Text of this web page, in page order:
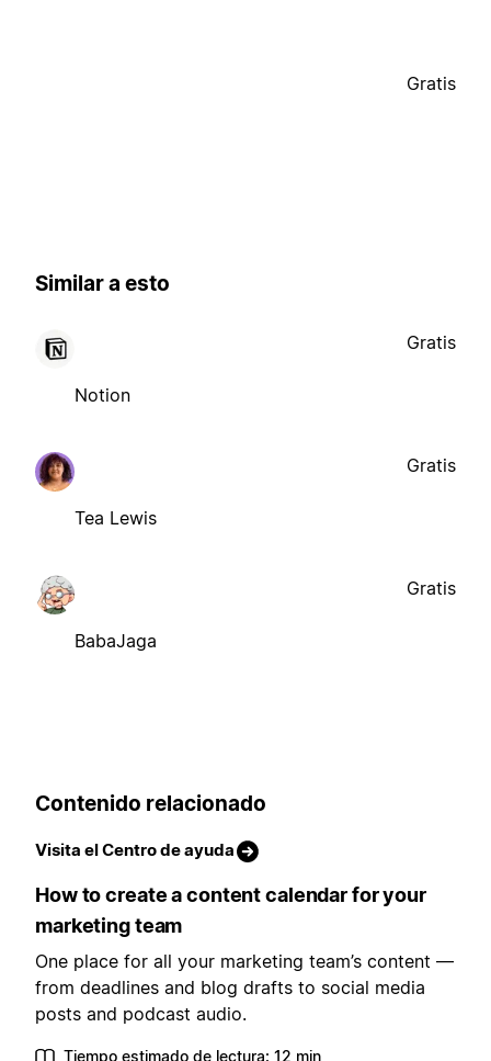
Gratis
Similar a esto
Notion
Gratis
Tea Lewis
Gratis
BabaJaga
Gratis
Contenido relacionado
Visita el Centro de ayuda
How to create a content calendar for your
marketing team
One place for all your marketing team’s content —
from deadlines and blog drafts to social media
posts and podcast audio.
Tiempo estimado de lectura: 12 min